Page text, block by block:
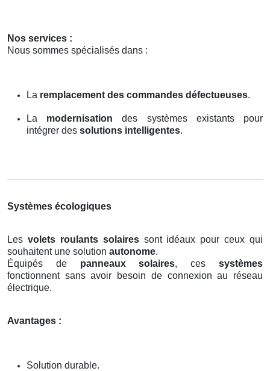
Nos services :
Nous sommes spécialisés dans :
La remplacement des commandes défectueuses.
La modernisation des systèmes existants pour
intégrer des solutions intelligentes.
Systèmes écologiques
Les volets roulants solairessont idéaux pour ceux qui
souhaitent une solution autonome.
Équipés de panneaux solaires, cessystèmes
fonctionnent sans avoir besoin de connexion au réseau
électrique.
Avantages :
Solution durable.